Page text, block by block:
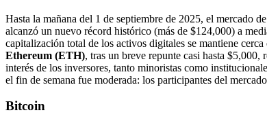
Hasta la mañana del 1 de septiembre de 2025, el mercado
alcanzó un nuevo récord histórico (más de $124,000) a
capitalización total de los activos digitales se mantiene cerca
Ethereum (ETH), tras un breve repunte casi hasta
interés de los inversores, tanto minoristas como
el fin de semana fue moderada: los participantes del
Bitcoin